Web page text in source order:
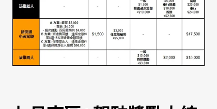
小黃駕駛任意險補助獎勵
駕駛開通獎勵
駕駛推薦獎勵
車行推薦獎勵